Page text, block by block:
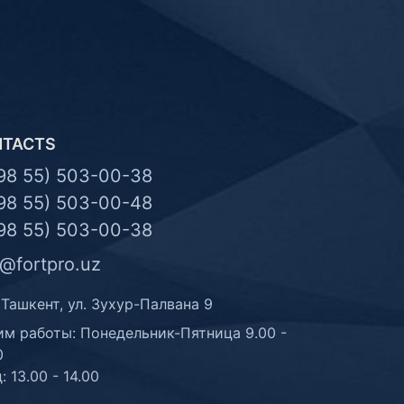
55) 503-00-38
55) 503-00-48
55) 503-00-38
ул. Зухур-Палвана 9
работы: Понедельник-Пятница 9.00 -
13.00 - 14.00